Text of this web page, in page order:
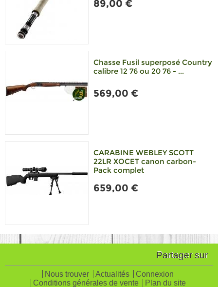
89,00 €
Chasse Fusil superposé Country
calibre 12 76 ou 20 76 - ...
569,00 €
CARABINE WEBLEY SCOTT
22LR XOCET canon carbon-
Pack complet
659,00 €
Partager sur
Nous trouver Actualités
Connexion
Conditions générales de vente
Plan du site